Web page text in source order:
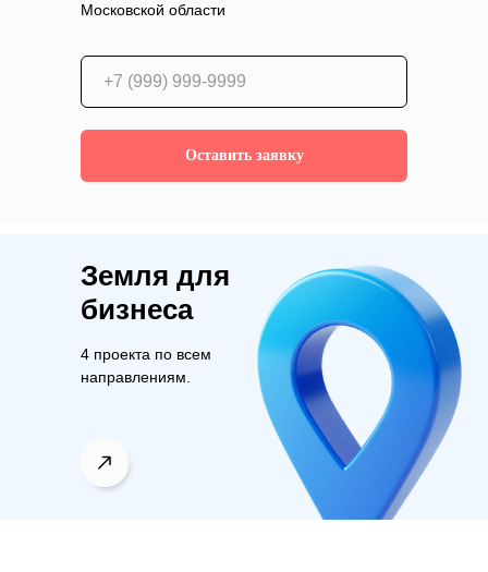
Земля для
бизнеса
4 проекта по всем
направлениям.
Московской области
Оставить заявку